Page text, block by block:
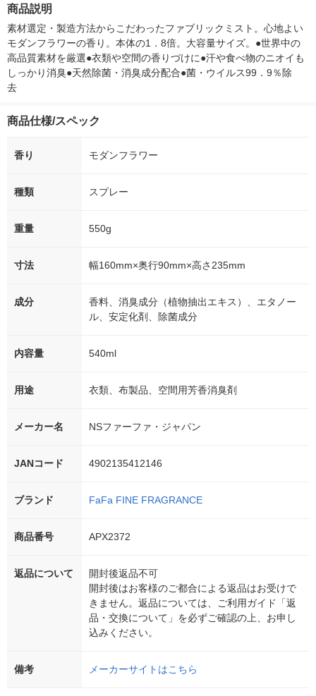
ット（1個×2） 除菌
消臭
商品説明
素材選定・製造方法からこだわったファブリックミスト。心地よい
モダンフラワーの香り。本体の1．8倍。大容量サイズ。●世界中の
高品質素材を厳選●衣類や空間の香りづけに●汗や食べ物のニオイも
しっかり消臭●天然除菌・消臭成分配合●菌・ウイルス99．9％除
去
商品仕様/スペック
香り モダンフラワー
種類 スプレー
重量 550g
寸法 幅160mm×奥行90mm×高さ235mm
成分
香料、消臭成分（植物抽出エキス）、エタノー
ル、安定化剤、除菌成分
内容量 540ml
用途 衣類、布製品、空間用芳香消臭剤
メーカー名 NSファーファ・ジャパン
JANコード 4902135412146
ブランド FaFa FINE FRAGRANCE
商品番号 APX2372
返品について
開封後返品不可
開封後はお客様のご都合による返品はお受けで
きません。返品については、ご利用ガイド「返
品・交換について」を必ずご確認の上、お申し
込みください。
備考 メーカーサイトはこちら